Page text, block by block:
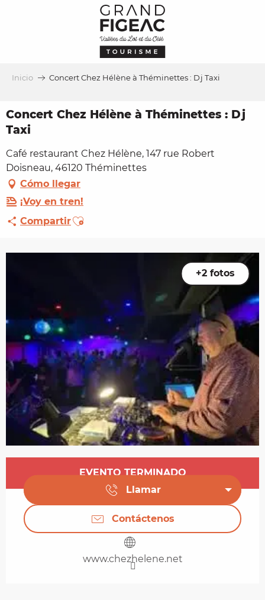
Inicio Concert Chez Hélène à Théminettes : Dj Taxi
Concert Chez Hélène à Théminettes : Dj
Taxi
Café restaurant Chez Hélène, 147 rue Robert
Doisneau, 46120 Théminettes
Cómo llegar
¡Voy en tren!
CompartirAjouter aux favoris
+2 fotos
Horarios y datos de contacto
EVENTO TERMINADO
Llamar
Contáctenos
www.chezhelene.net